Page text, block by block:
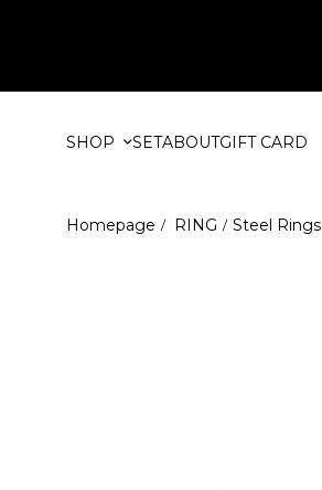
SHOP SETABOUTGIFT CARD
Homepage RING Steel Rings